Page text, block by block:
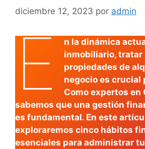
diciembre 12, 2023 por admin
E
n la dinámica
inmobiliario, tratar
propiedades de
negocio es crucial
Como expertos en
sabemos que una gestión
es fundamental. En este
exploraremos cinco hábitos
esenciales para administrar